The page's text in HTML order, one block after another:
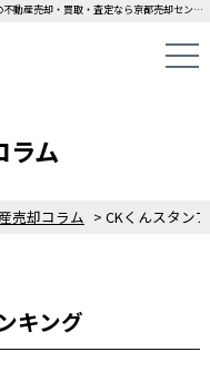
CKくんスタンプおすすめランキ･･･｜不動産売却コラム｜京都の不動産売却・買取・査定なら京都売却センターにお任せください！中古一戸建て・マンション・土地の即日無料査定・現金買取中！不動産の家族信託もご相談ください！！
売却コラム >
ラム
キング